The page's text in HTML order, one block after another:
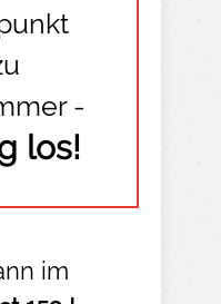
-
los!
im